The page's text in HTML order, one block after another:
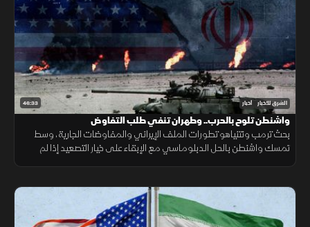
46:33 الشرق للأخبار أخبار
واشنطن تلوح بالحرب.. وطهران تنفي طلب التفاوض
بحث ترمب ونتنياهو تطورات الملف الإيراني والمفاوضات الجارية، وسط
تمسك واشنطن بالحل الدبلوماسي مع الإبقاء على خيار التصعيد إذا لم